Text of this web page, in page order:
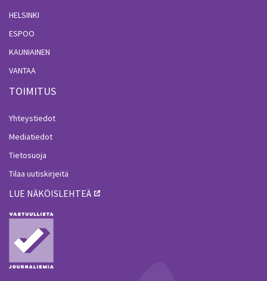
HELSINKI
ESPOO
KAUNIAINEN
VANTAA
TOIMITUS
Yhteystiedot
Mediatiedot
Tietosuoja
Tilaa uutiskirjeitä
LUE NÄKÖISLEHTEÄ